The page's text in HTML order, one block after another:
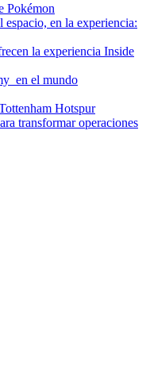
Pokémon
espacio, en la experiencia:
la experiencia Inside
en el mundo
Hotspur
transformar operaciones